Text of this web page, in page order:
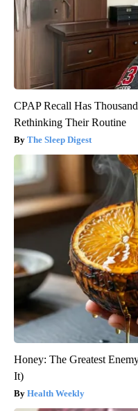
CPAP Recall Has
Rethinking Their Routine
The Sleep Digest
Honey: The Greatest
It)
Health Weekly